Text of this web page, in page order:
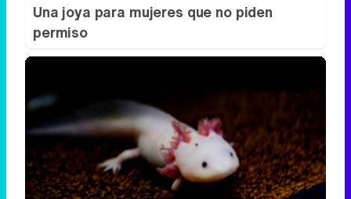
Una joya para mujeres que no piden
permiso